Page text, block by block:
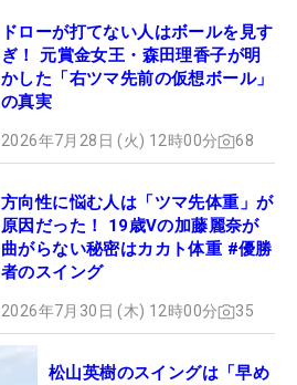
ドローが打てない人はボールを見す
ぎ！ 元賞金女王・森田理香子が明
かした「右ツマ先前の仮想ボール」
の真実
2026年7月28日 (火) 12時00分 68
方向性に悩む人は「ツマ先体重」が
原因だった！ 19歳Vの加藤麗奈が
曲がらない秘密はカカト体重 #優勝
者のスイング
2026年7月30日 (木) 12時00分 35
松山英樹のスイングは「早め